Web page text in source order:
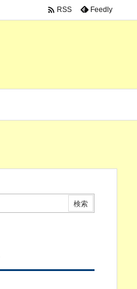
 RSS Feedly